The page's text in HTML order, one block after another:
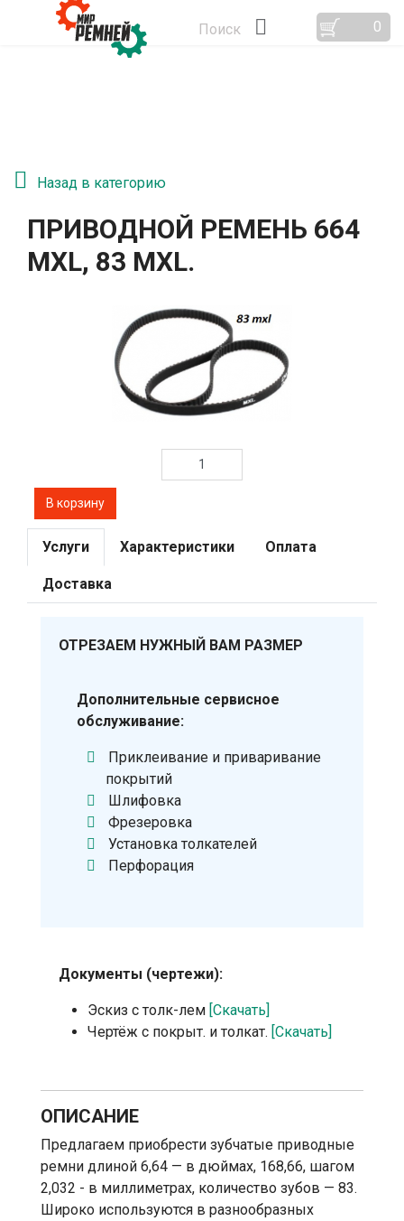
Поиск 0
Назад в категорию
ПРИВОДНОЙ РЕМЕНЬ 664
MXL, 83 MXL.
Услуги Характеристики Оплата
Доставка
ОТРЕЗАЕМ НУЖНЫЙ ВАМ РАЗМЕР
Дополнительные сервисное
обслуживание:
Приклеивание и приваривание
покрытий
Шлифовка
Фрезеровка
Установка толкателей
Перфорация
Документы (чертежи):
Эскиз с толк-лем [Скачать]
Чертёж с покрыт. и толкат. [Скачать]
ОПИСАНИЕ
Предлагаем приобрести зубчатые приводные
ремни длиной 6,64 — в дюймах, 168,66, шагом
2,032 - в миллиметрах, количество зубов — 83.
Широко используются в разнообразных